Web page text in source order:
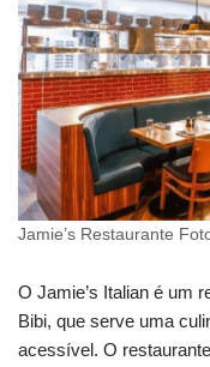
Jamie’s Restaurante
O Jamie’s Italian é um
Bibi, que serve uma
acessível. O